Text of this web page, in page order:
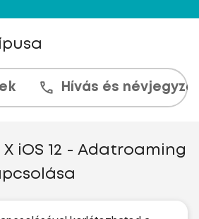
Hívás és
iOS 12 - Adatroaming